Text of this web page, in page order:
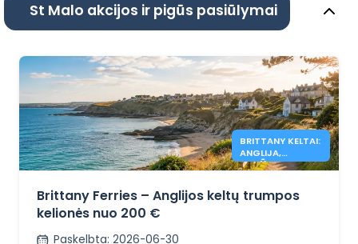
St Malo akcijos ir pigūs pasiūlymai
BRITTANY KELTAI:
ANGLIJA,
PASIŪLYMAI NUO
Brittany Ferries – Anglijos keltų trumpos
kelionės nuo 200 €
Paskelbta: 2026-06-30